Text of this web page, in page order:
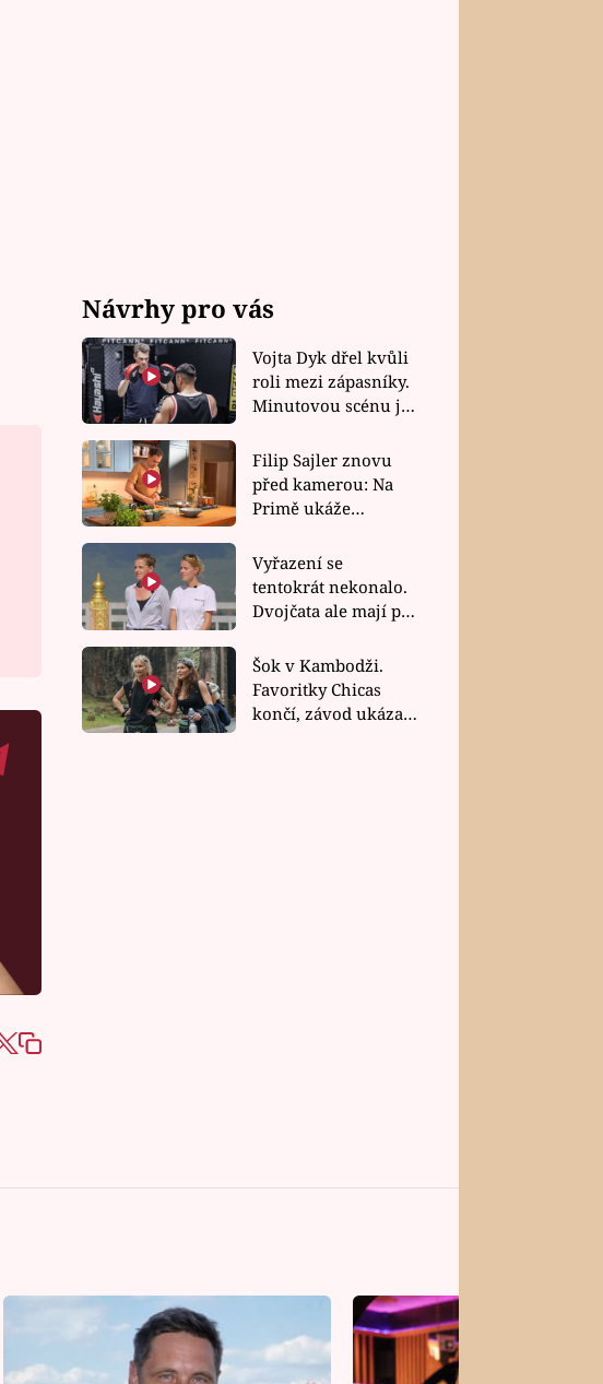
Návrhy pro vás
Vojta Dyk dřel kvůli
roli mezi zápasníky.
Minutovou scénu jel
Filip Sajler znovu
před kamerou: Na
Primě ukáže
rychlé recepty
Vyřazení se
tentokrát nekonalo.
Dvojčata ale mají po
závodu nůž na krku
Šok v Kambodži.
Favoritky Chicas
končí, závod ukázal